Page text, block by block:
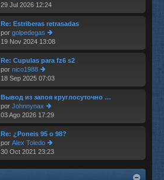
m
e
n
s
aj
e
er
últ
im
o
m
e
n
aj
e
29 Jul 2026 12:24
Re: Estriberas retrasadas
por golpedegas
er
últ
im
m
e
n
s
aj
e
19 Nov 2024 13:08
Re: Cupulas para fz6 s2
por nico1988
er
últ
im
o
m
e
n
s
aj
e
18 Sep 2025 07:03
Вывод из запоя круглосуточно …
por Johnnynax
er
últ
im
o
m
e
n
03 Ago 2026 17:29
Re: ¿Poneis 95 o 98?
por Alex Toledo
er
últ
im
30 Oct 2021 23:23